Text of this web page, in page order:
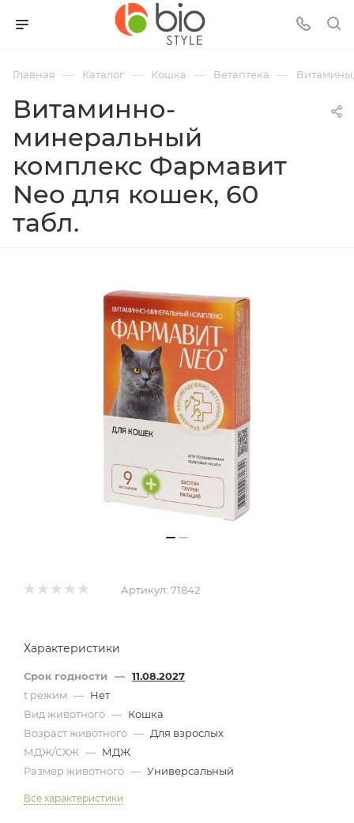
Главная — Каталог — Кошка — Ветаптека —
Витаминно-
минеральный
комплекс Фармавит
Neo для кошек, 60
табл.
Артикул: 71842
Характеристики
Срок годности — 11.08.2027
t режим — Нет
Вид животного — Кошка
Возраст животного — Для взрослых
МДЖ/СХЖ — МДЖ
Размер животного — Универсальный
Все характеристики